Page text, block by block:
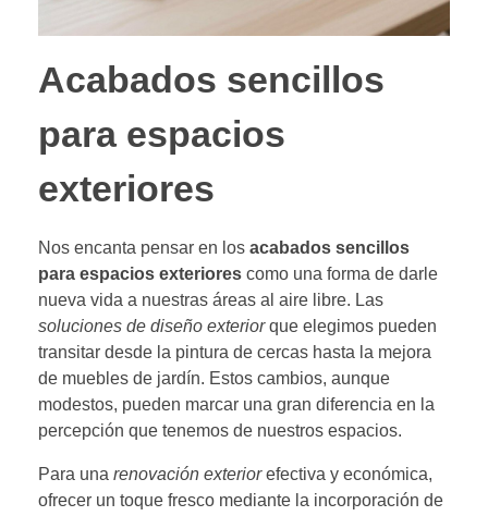
Acabados sencillos
para espacios
exteriores
Nos encanta pensar en los acabados sencillos
para espacios exteriores como una forma de darle
nueva vida a nuestras áreas al aire libre. Las
soluciones de diseño exteriorque elegimos pueden
transitar desde la pintura de cercas hasta la mejora
de muebles de jardín. Estos cambios, aunque
modestos, pueden marcar una gran diferencia en la
percepción que tenemos de nuestros espacios.
Para una renovación exteriorefectiva y económica,
ofrecer un toque fresco mediante la incorporación de